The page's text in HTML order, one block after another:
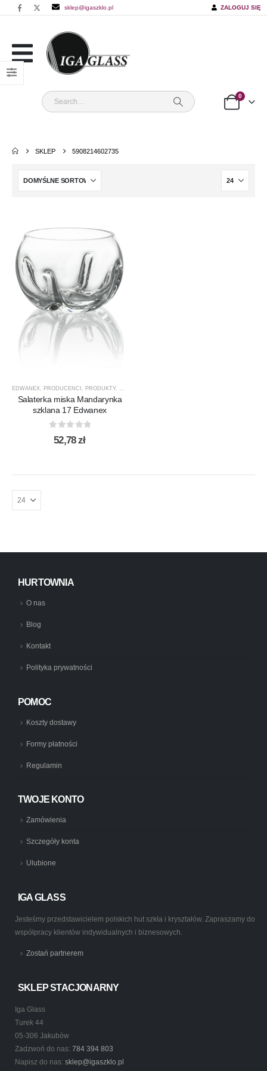
sklep@igaszklo.pl ZALOGUJ SIĘ
0
SKLEP 5908214602735
EDWANEX, PRODUCENCI , PRODUKTY, SALATERY
Salaterka miska Mandarynka
szklana 17 Edwanex
out of 5
52,78zł
HURTOWNIA
O nas
Blog
Kontakt
Polityka prywatności
POMOC
Koszty dostawy
Formy płatności
Regulamin
TWOJE KONTO
Zamówienia
Szczegóły konta
Ulubione
IGA GLASS
Jesteśmy przedstawicielem polskich hut szkła i kryształów. Zapraszamy do
współpracy klientów indywidualnych i biznesowych.
Zostań partnerem
SKLEP STACJONARNY
Iga Glass
Turek 44
05-306 Jakubów
Zadzwoń do nas: 784 394 803
Napisz do nas: sklep@igaszklo.pl